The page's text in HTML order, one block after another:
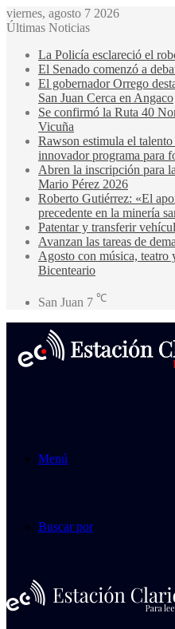
viernes, agosto 7 2026
Últimas Noticias
La Policía esclareció el
El Senado comenzó a
El gobernador Orrego
San Juan Cerca en Angaco
Se confirmó la Ruta 40
Vicuña
Rawson estimula el
innovador programa para
Abren la inscripción para
Mario Pérez 2026
Roberto Gutiérrez: «El
precedente en la minería
Patentar y transferir
Avanzan las tareas de
Agosto con música, teatro
Bicenteario
San Juan 7 ℃
Menú
Buscar por